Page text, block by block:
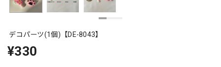
デコパーツ(1個)【DE-8043】
¥330